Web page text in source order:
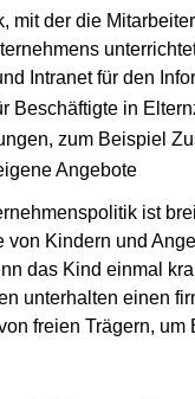
mit der die
Intranet für den
Beschäftigte in
zum Beispiel
Angebote
ist
Kindern und
das Kind einmal
unterhalten einen
freien Trägern,